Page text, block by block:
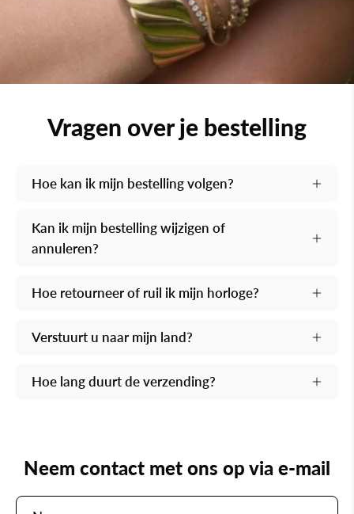
Vragen over je bestelling
Hoe kan ik mijn bestelling volgen?
Kan ik mijn bestelling wijzigen of
annuleren?
Hoe retourneer of ruil ik mijn horloge?
Verstuurt u naar mijn land?
Hoe lang duurt de verzending?
Neem contact met ons op via e-mail
Naam